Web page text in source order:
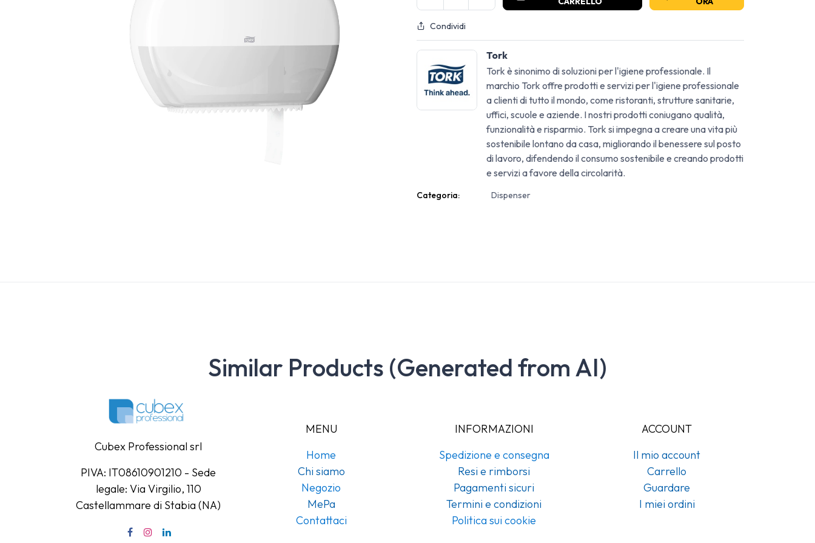
Condividi
Tork
Tork è sinonimo di soluzioni per l'igiene professionale. Il
marchio Tork offre prodotti e servizi per l'igiene professionale
a clienti di tutto il mondo, come ristoranti, strutture sanitarie,
uffici, scuole e aziende. I nostri prodotti coniugano qualità,
funzionalità e risparmio. Tork si impegna a creare una vita più
sostenibile lontano da casa, migliorando il benessere sul posto
di lavoro, difendendo il consumo sostenibile e creando prodotti
e servizi a favore della circolarità.
Categoria: Dispenser
Similar Products (Generated from AI)
Cubex Professional srl
PIVA: IT08610901210 - Sede
legale: Via Virgilio, 110
Castellammare di Stabia (NA)
MENU
Home
Chi siamo
Negozio
MePa
Contattaci
INFORMAZIONI
Spedizione e consegna
Resi e rimborsi
Pagamenti sicuri
Termini e condizioni
Politica sui cookie
ACCOUNT
Il mio account
Carrello
Guardare
I miei ordini